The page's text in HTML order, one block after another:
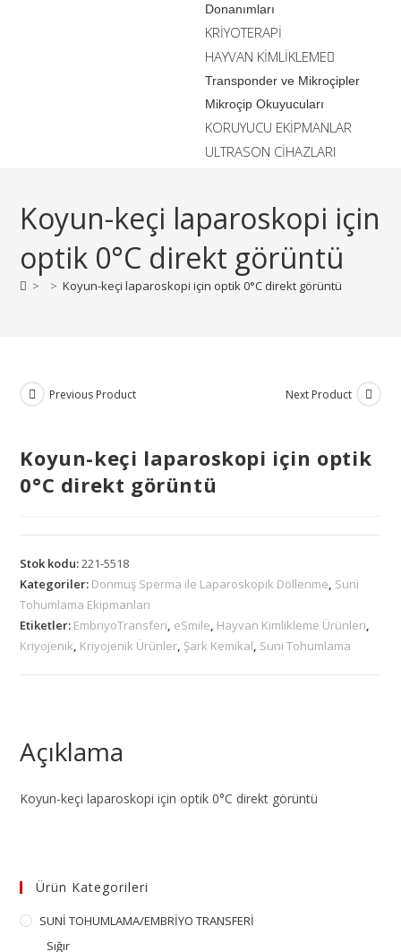
Donanımları
KRİYOTERAPİ
HAYVAN KİMLİKLEME
Transponder ve Mikroçipler
Mikroçip Okuyucuları
KORUYUCU EKİPMANLAR
ULTRASON CİHAZLARI
Koyun-keçi laparoskopi için
optik 0°C direkt görüntü
> > Koyun-keçi laparoskopi için optik 0°C direkt görüntü
Previous Product Next Product
Koyun-keçi laparoskopi için optik
0°C direkt görüntü
Stok kodu:221-5518
Kategoriler: Donmuş Sperma ile Laparoskopik Döllenme, Suni
Tohumlama Ekipmanları
Etiketler: EmbriyoTransferi, eSmile, Hayvan Kimlikleme Ürünleri,
Kriyojenik, Kriyojenik Ürünler, Şark Kemikal, Suni Tohumlama
Açıklama
Koyun-keçi laparoskopi için optik 0°C direkt görüntü
Ürün Kategorileri
SUNİ TOHUMLAMA/EMBRİYO TRANSFERİ
Sığır